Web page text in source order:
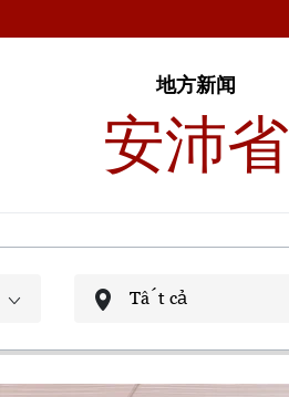
地方新闻
安沛省